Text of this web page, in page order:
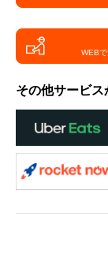
WEBで
その他サービス